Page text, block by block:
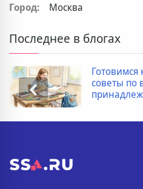
Город: Москва
Последнее в блогах
советы по